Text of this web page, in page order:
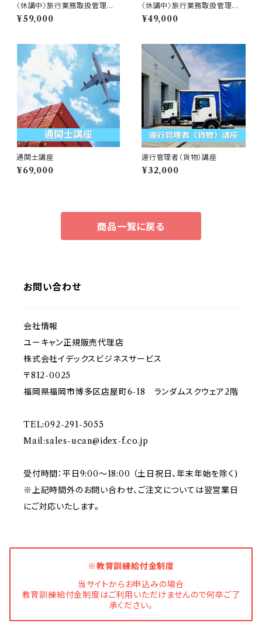
〈休講中〉旅行業務取扱管理者
講座 総合コース
¥59,000
〈休講中〉旅行業務取扱管理者
講座 総合・科目免除コース
¥49,000
通関士講座
¥69,000
運行管理者（貨物）講座
¥32,000
商品一覧に戻る
お問い合わせ
会社情報
ユーキャン正規販売代理店
株式会社イデックスビジネスサービス
〒812-0025
福岡県福岡市博多区店屋町6-18 ランダムスクウェア2階
TEL:092-291-5055
Mail:sales-ucan@idex-f.co.jp
受付時間：平日9:00～18:00 （土日祝日、年末年始を除く)
※上記時間外のお問い合わせ、ご注文については翌営業日
にご対応いたします。
※教育訓練給付金制度
当サイトからお申込みの場合
教育訓練給付金制度はご利用いただけませんので何卒ご了
承ください。